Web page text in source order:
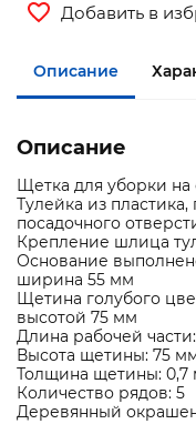
Добавить в
Описание
Описание
Щетка для уборки на
Тулейка из
посадочного
Крепление шлица
Основание
ширина 55 мм
Щетина голубого
высотой 75 мм
Длина рабочей
Высота щетины: 75
Толщина щетины: 0,7
Количество рядов: 5
Деревянный